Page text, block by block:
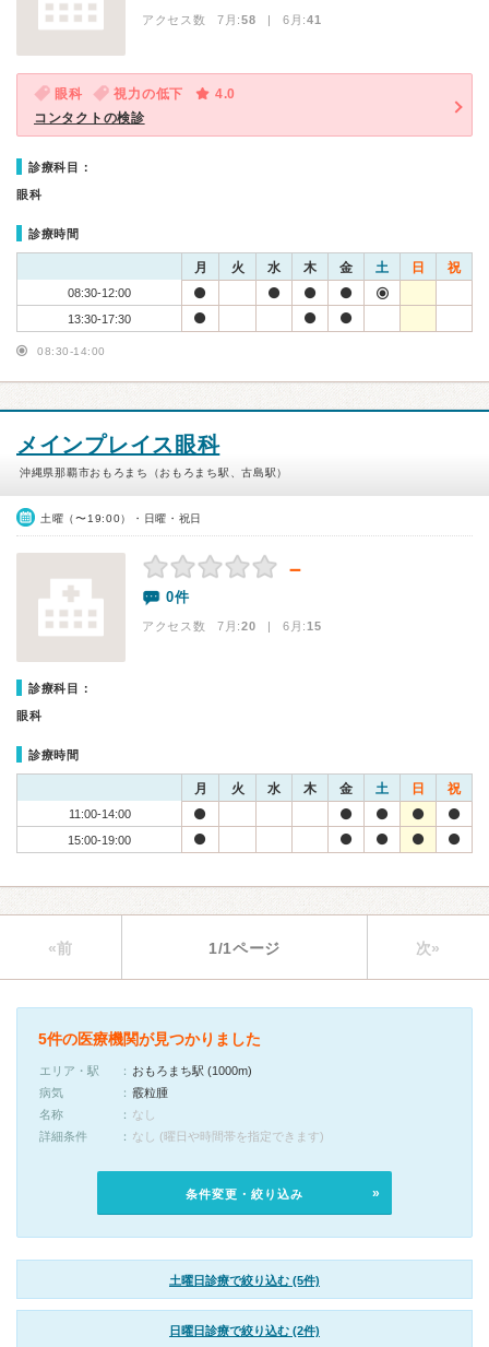
アクセス数 7月:58 | 6月:41
眼科 視力の低下
4.0
コンタクトの検診
診療科目：
眼科
診療時間
月 火 水 木 金 土 日 祝
08:30-12:00
13:30-17:30
08:30-14:00
メインプレイス眼科
沖縄県那覇市おもろまち（おもろまち駅、古島駅）
土曜（〜19:00）・日曜・祝日
－
0件
アクセス数 7月:20 | 6月:15
診療科目：
眼科
診療時間
月 火 水 木 金 土 日 祝
11:00-14:00
15:00-19:00
«前 1/1ページ 次»
5件の医療機関が見つかりました
エリア・駅
おもろまち駅 (1000m)
病気
霰粒腫
名称
なし
詳細条件
なし (曜日や時間帯を指定できます)
条件変更・絞り込み
土曜日診療で絞り込む (5件)
日曜日診療で絞り込む (2件)